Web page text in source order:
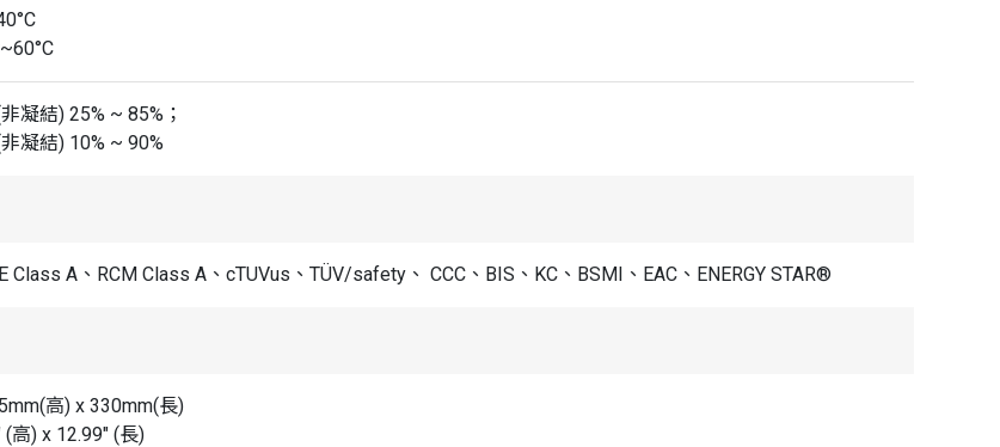
凝結) 25% ~ 85%；
凝結) 10% ~ 90%
Class A、RCM Class A、cTUVus、TÜV/safety、 CCC、BIS、KC、BSMI、EAC、ENERGY STAR®
高) x 330mm(長)
(高) x 12.99" (長)